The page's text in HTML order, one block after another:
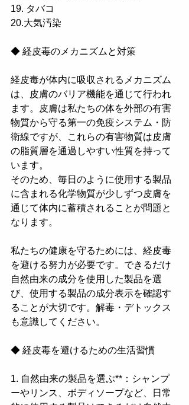
19. タバコ
20.大気汚染
◆ 経皮毒のメカニズムと対策
経皮毒が体内に吸収されるメカニズム
は、皮膚のバリア機能を通じて行われ
ます。皮膚は私たちの体を外部の有害
物質から守る第一の免疫システム・防
衛線ですが、これらの有害物質は皮膚
の脂質層を通過しやすい性質を持って
います。
そのため、毎日のように使用する製品
に含まれる化学物質が少しずつ皮膚を
通じて体内に蓄積されることが問題と
なります。
私たちの健康を守るためには、経皮毒
を避ける努力が必要です。できるだけ
自然由来の成分を使用した製品を選
び、使用する製品の成分表示を確認す
ることが大切です。解毒・デトックス
も意識してください。
◆ 経皮毒を避けるための生活習慣
1. 自然由来の製品を選ぶ**：シャンプ
ーやリンス、ボディソープなど、日常